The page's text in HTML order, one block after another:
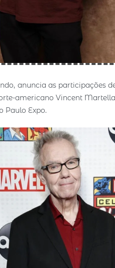
anuncia as participações
americano Vincent
Paulo Expo.